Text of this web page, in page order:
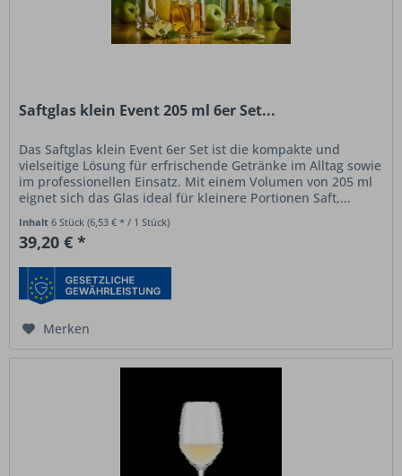
Saftglas klein Event 205 ml 6er Set...
Das Saftglas klein Event 6er Set ist die kompakte und
vielseitige Lösung für erfrischende Getränke im Alltag sowie
im professionellen Einsatz. Mit einem Volumen von 205 ml
eignet sich das Glas ideal für kleinere Portionen Saft,...
Inhalt6 Stück(6,53 € * / 1 Stück)
39,20 € *
Merken